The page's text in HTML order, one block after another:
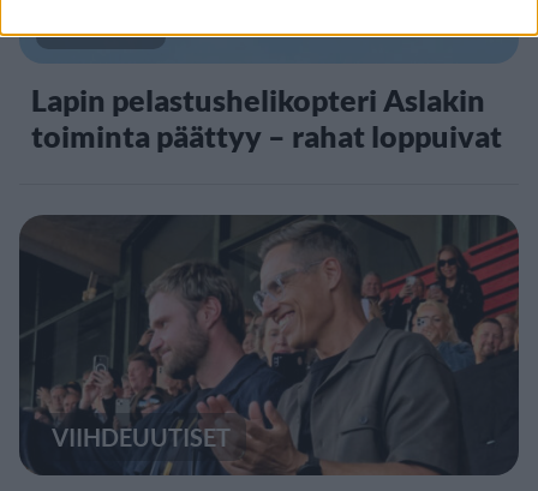
Lapin pelastushelikopteri Aslakin
toiminta päättyy – rahat loppuivat
VIIHDEUUTISET